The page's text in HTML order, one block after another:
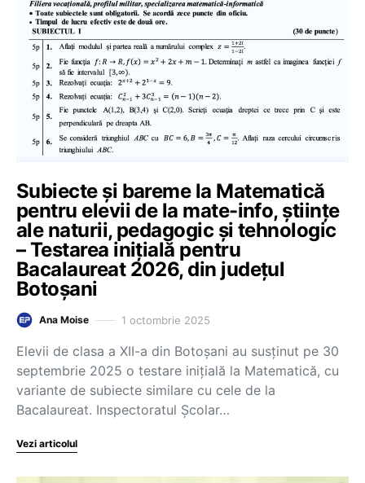
Subiecte și bareme la Matematică
pentru elevii de la mate-info, științe
ale naturii, pedagogic și tehnologic
– Testarea inițială pentru
Bacalaureat 2026, din județul
Botoșani
Ana Moise 1 octombrie 2025
Elevii de clasa a XII-a din Botoșani au susținut pe 30
septembrie 2025 o testare inițială la Matematică, cu
variante de subiecte similare cu cele de la
Bacalaureat. Inspectoratul Școlar…
Vezi articolul